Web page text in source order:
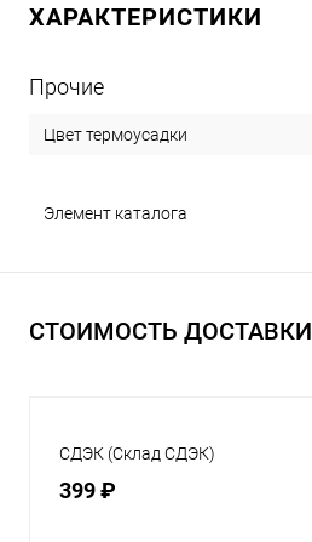
ХАРАКТЕРИСТИКИ
Прочие
Цвет термоусадки
Элемент каталога
СТОИМОСТЬ ДОСТАВКИ
СДЭК (Склад СДЭК)
399 ₽